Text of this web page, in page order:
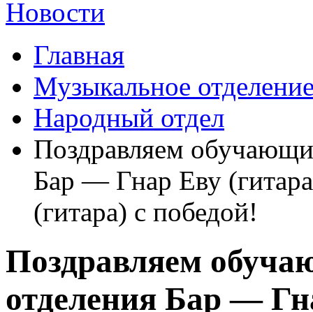
Новости
Главная
Музыкальное
Народный отдел
Поздравляем
Бар — Гнар Еву
(гитара) с победой!
Поздравляем
отделения Бар —